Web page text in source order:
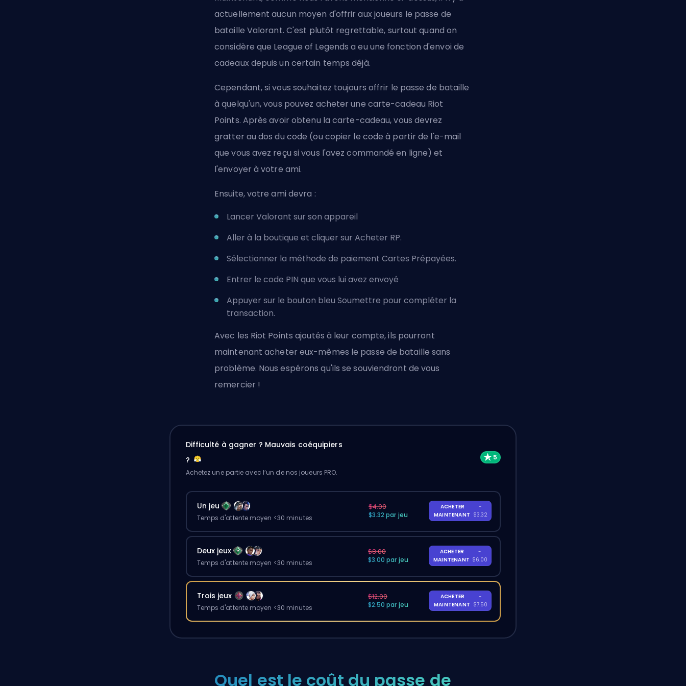
actuellement aucun moyen d'offrir aux joueurs le passe de
bataille Valorant. C'est plutôt regrettable, surtout quand on
considère que League of Legends a eu une fonction d'envoi de
cadeaux depuis un certain temps déjà.
Cependant, si vous souhaitez toujours offrir le passe de bataille
à quelqu'un, vous pouvez acheter une carte-cadeau Riot
Points. Après avoir obtenu la carte-cadeau, vous devrez
gratter au dos du code (ou copier le code à partir de l'e-mail
que vous avez reçu si vous l'avez commandé en ligne) et
l'envoyer à votre ami.
Ensuite, votre ami devra :
Lancer Valorant sur son appareil
Aller à la boutique et cliquer sur Acheter RP.
Sélectionner la méthode de paiement Cartes Prépayées.
Entrer le code PIN que vous lui avez envoyé
Appuyer sur le bouton bleu Soumettre pour compléter la
transaction.
Avec les Riot Points ajoutés à leur compte, ils pourront
maintenant acheter eux-mêmes le passe de bataille sans
problème. Nous espérons qu'ils se souviendront de vous
remercier !
Difficulté à gagner ? Mauvais coéquipiers
?
Achetez une partie avec l’un de nos joueurs PRO.
Un jeu
Temps d'attente moyen <30 minutes
$4.00
$3.32 par jeu
ACHETER
MAINTENANT
-
$3.32
Deux jeux
Temps d'attente moyen <30 minutes
$8.00
$3.00 par jeu
ACHETER
MAINTENANT
-
$6.00
Trois jeux
Temps d'attente moyen <30 minutes
$12.00
$2.50 par jeu
ACHETER
MAINTENANT
-
$7.50
Quel est le coût du passe de